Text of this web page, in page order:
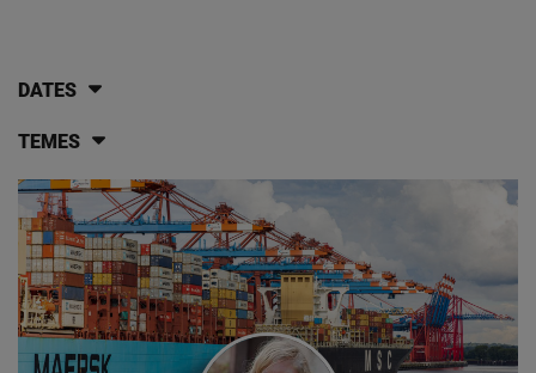
DATES
TEMES
Llistat d'articles del blog